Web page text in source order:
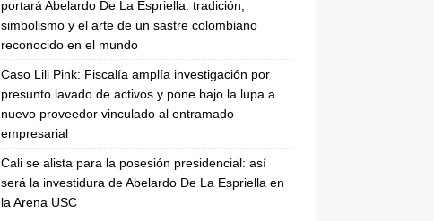
portará Abelardo De La Espriella: tradición,
simbolismo y el arte de un sastre colombiano
reconocido en el mundo
Caso Lili Pink: Fiscalía amplía investigación por
presunto lavado de activos y pone bajo la lupa a
nuevo proveedor vinculado al entramado
empresarial
Cali se alista para la posesión presidencial: así
será la investidura de Abelardo De La Espriella en
la Arena USC